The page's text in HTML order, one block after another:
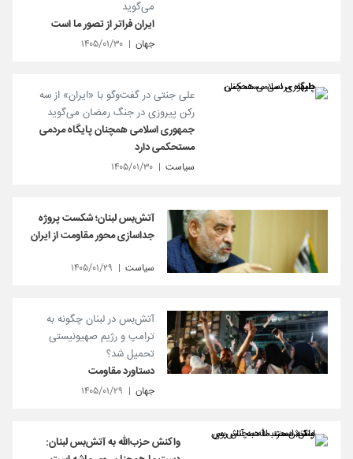
می‌گوید
ایران فراتر از تصور ما است
جهان ۱۴۰۵/۰۱/۳۰
علی جنتی در گفت‌وگو با «ایران» از سه
رکن پیروزی در جنگ رمضان می‌گوید
جمهوری اسلامی همچنان پایگاه مردمی
مستحکمی دارد
سیاست ۱۴۰۵/۰۱/۳۰
آتش‌بس لبنان؛ شکست پروژه
جداسازی محور مقاومت از ایران
سیاست ۱۴۰۵/۰۱/۲۹
آتش‌بس در لبنان چگونه به
ترامپ و رژیم صهیونیستی
تحمیل شد؟
دستاورد مقاومت
جهان ۱۴۰۵/۰۱/۲۹
واکنش حزب‌الله به آتش‌بس لبنان: